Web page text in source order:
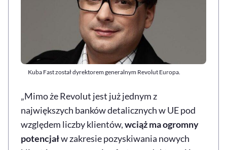
Kuba Fast został dyrektorem generalnym Revolut Europa.
„Mimo że Revolut jest już jednym z
największych banków detalicznych w UE pod
względem liczby klientów,wciąż ma ogromny
potencjałw zakresie pozyskiwania nowych